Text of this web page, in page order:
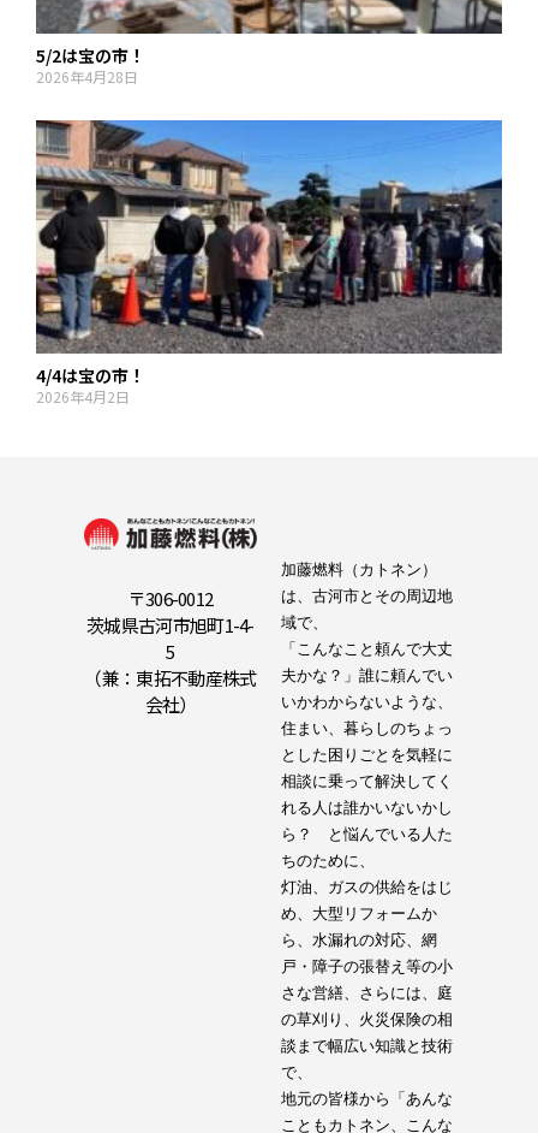
5/2は宝の市！
2026年4月28日
4/4は宝の市！
2026年4月2日
〒306-0012
茨城県古河市旭町1-4-
5
（兼：東拓不動産株式
会社）
加藤燃料（カトネン）
は、古河市とその周辺地
域で、
「こんなこと頼んで大丈
夫かな？」誰に頼んでい
いかわからないような、
住まい、暮らしのちょっ
とした困りごとを気軽に
相談に乗って解決してく
れる人は誰かいないかし
ら？　と悩んでいる人た
ちのために、
灯油、ガスの供給をはじ
め、大型リフォームか
ら、水漏れの対応、網
戸・障子の張替え等の小
さな営繕、さらには、庭
の草刈り、火災保険の相
談まで幅広い知識と技術
で、
地元の皆様から「あんな
こともカトネン、こんな